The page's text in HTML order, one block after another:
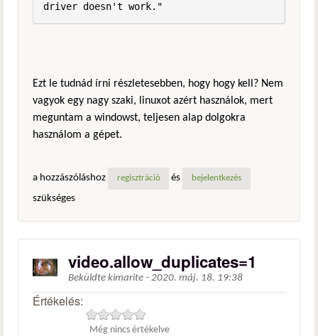
driver doesn't work."
Ezt le tudnád írni részletesebben, hogy hogy kell? Nem
vagyok egy nagy szaki, linuxot azért használok, mert
meguntam a windowst, teljesen alap dolgokra
használom a gépet.
a hozzászóláshoz regisztráció és bejelentkezés
szükséges
video.allow_duplicates=1
Beküldte kimarite - 2020. máj. 18. 19:38
Értékelés:
Még nincs értékelve